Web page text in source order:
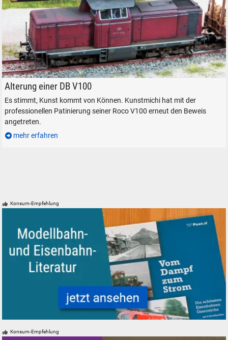
V100 altern patinieren supern mit kunstmichi
Alterung einer DB V100
Es stimmt, Kunst kommt von Können. Kunstmichi hat mit der
professionellen Patinierung seiner Roco V100 erneut den Beweis
angetreten.
mehr erfahren
Konsum-Empfehlung
Konsum-Empfehlung
SUCHEN
Durchsuchen
alles
Suche ...
suchen